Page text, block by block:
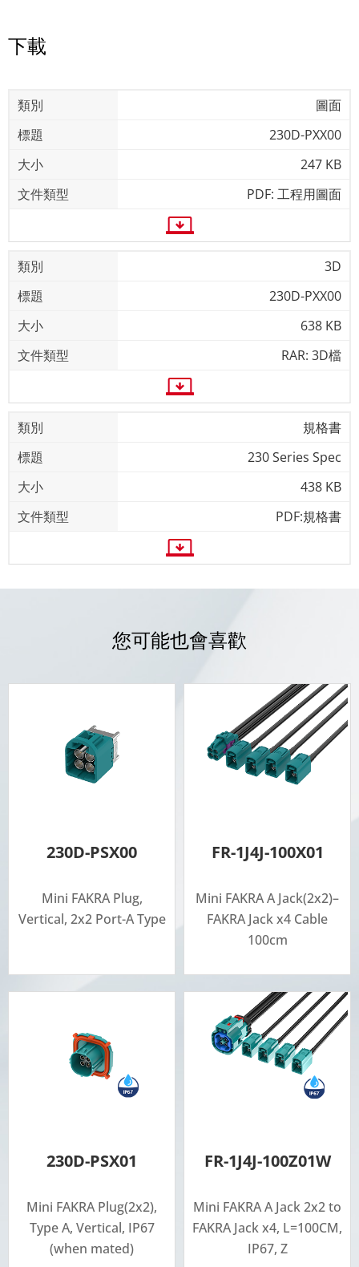
下載
圖面
230D-PXX00
247 KB
PDF: 工程用圖面
3D
230D-PXX00
638 KB
RAR: 3D檔
規格書
230 Series Spec
438 KB
PDF:規格書
您可能也會喜歡
230D-PSX00
Mini FAKRA Plug,
Vertical, 2x2 Port-A Type
FR-1J4J-100X01
Mini FAKRA A Jack(2x2)–
FAKRA Jack x4 Cable
100cm
230D-PSX01
Mini FAKRA Plug(2x2),
Type A, Vertical, IP67
(when mated)
FR-1J4J-100Z01W
Mini FAKRA A Jack 2x2 to
FAKRA Jack x4, L=100CM,
IP67, Z